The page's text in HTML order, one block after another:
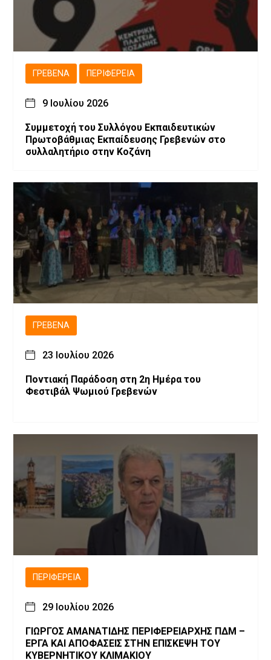
ΓΡΕΒΕΝΆ ΠΕΡΙΦΈΡΕΙΑ
9 Ιουλίου 2026
Συμμετοχή του Συλλόγου Εκπαιδευτικών
Πρωτοβάθμιας Εκπαίδευσης Γρεβενών στο
συλλαλητήριο στην Κοζάνη
ΓΡΕΒΕΝΆ
23 Ιουλίου 2026
Ποντιακή Παράδοση στη 2η Ημέρα του
Φεστιβάλ Ψωμιού Γρεβενών
ΠΕΡΙΦΈΡΕΙΑ
29 Ιουλίου 2026
ΓΙΩΡΓΟΣ ΑΜΑΝΑΤΙΔΗΣ ΠΕΡΙΦΕΡΕΙΑΡΧΗΣ ΠΔΜ –
ΕΡΓΑ ΚΑΙ ΑΠΟΦΑΣΕΙΣ ΣΤΗΝ ΕΠΙΣΚΕΨΗ ΤΟΥ
ΚΥΒΕΡΝΗΤΙΚΟΥ ΚΛΙΜΑΚΙΟΥ